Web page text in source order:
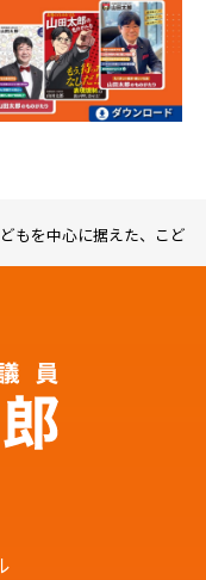
もを中心に据えた、こど